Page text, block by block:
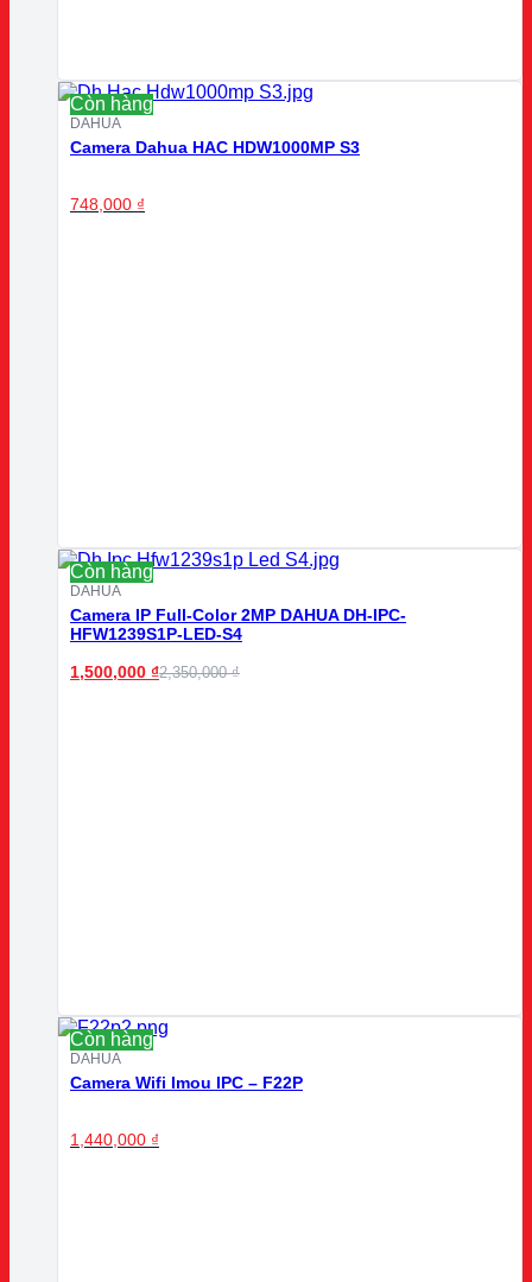
Còn hàng
DAHUA
Camera Dahua HAC HDW1000MP S3
748,000 ₫
Còn hàng
DAHUA
Camera IP Full-Color 2MP DAHUA DH-IPC-
HFW1239S1P-LED-S4
1,500,000 ₫2,350,000₫
Còn hàng
DAHUA
Camera Wifi Imou IPC – F22P
1,440,000 ₫